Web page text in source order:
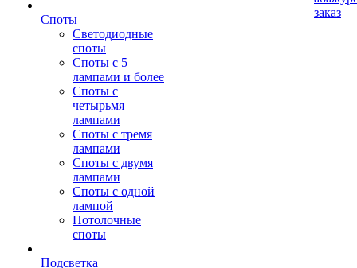
Споты
Светодиодные
споты
Споты с 5
лампами и более
Споты с
четырьмя
лампами
Споты с тремя
лампами
Споты с двумя
лампами
Споты с одной
лампой
Потолочные
споты
Подсветка
заказ